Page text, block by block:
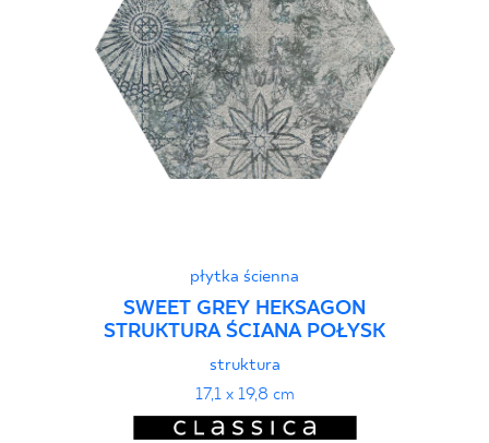
płytka ścienna
SWEET GREY HEKSAGON
STRUKTURA ŚCIANA POŁYSK
struktura
17,1 x 19,8 cm